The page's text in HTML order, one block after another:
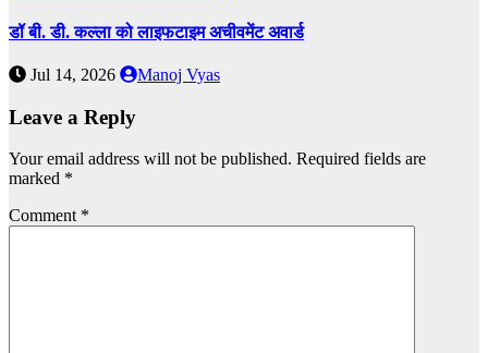
डॉ बी. डी. कल्ला को लाइफटाइम अचीवमेंट अवार्ड
Jul 14, 2026 Manoj Vyas
Leave a Reply
Your email address will not be published. Required fields are
marked *
Comment *